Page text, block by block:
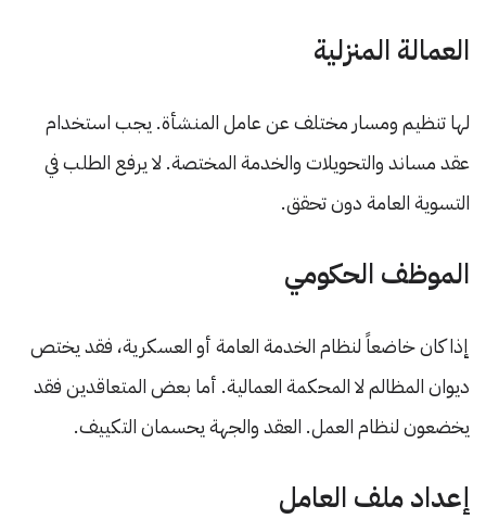
العمالة المنزلية
لها تنظيم ومسار مختلف عن عامل المنشأة. يجب استخدام
عقد مساند والتحويلات والخدمة المختصة. لا يرفع الطلب في
التسوية العامة دون تحقق.
الموظف الحكومي
إذا كان خاضعاً لنظام الخدمة العامة أو العسكرية، فقد يختص
ديوان المظالم لا المحكمة العمالية. أما بعض المتعاقدين فقد
يخضعون لنظام العمل. العقد والجهة يحسمان التكييف.
إعداد ملف العامل